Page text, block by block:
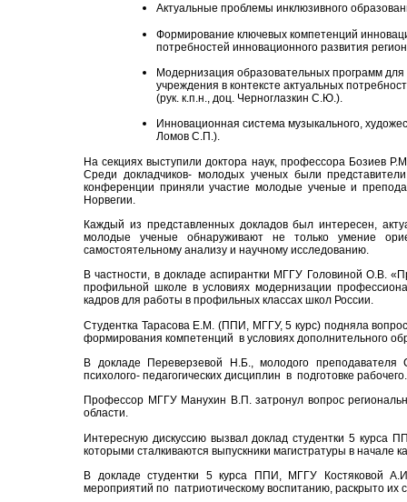
Актуальные проблемы инклюзивного
Формирование ключевых компетенций
потребностей инновационного развития
Модернизация образовательных программ для
учреждения в контексте актуальных
(рук. к.п.н., доц. Черноглазкин С.Ю.).
Инновационная система музыкального,
Ломов С.П.).
На секциях выступили доктора наук, профессора Бозиев
Среди докладчиков- молодых ученых были
конференции приняли участие молодые ученые и
Норвегии.
Каждый из представленных докладов был интересен,
молодые ученые обнаруживают не только умение
самостоятельному анализу и научному исследованию.
В частности, в докладе аспирантки МГГУ Головиной О.В.
профильной школе в условиях модернизации
кадров для работы в профильных классах школ России.
Студентка Тарасова Е.М. (ППИ, МГГУ, 5 курс) подняла
формирования компетенций в условиях дополнительного
В докладе Переверзевой Н.Б., молодого
психолого- педагогических дисциплин в подготовке
Профессор МГГУ Манухин В.П. затронул вопрос
области.
Интересную дискуссию вызвал доклад студентки 5
которыми сталкиваются выпускники магистратуры в начале
В докладе студентки 5 курса ППИ, МГГУ Костяковой
мероприятий по патриотическому воспитанию, раскрыто